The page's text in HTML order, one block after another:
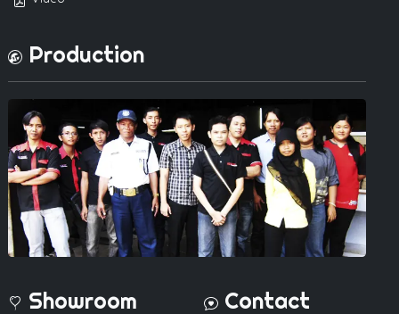
Production
Showroom Contact